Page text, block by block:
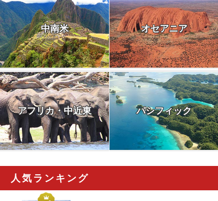
中南米 オセアニア
アフリカ・中近東 パシフィック
人気ランキング